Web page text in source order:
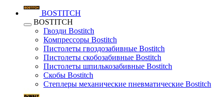
BOSTITCH
BOSTITCH
Гвозди Bostitch
Компрессоры Bostitch
Пистолеты гвоздозабивные Bostitch
Пистолеты скобозабивные Bostitch
Пистолеты шпилькозабивные Bostitch
Скобы Bostitch
Степлеры механические пневматические Bostitch